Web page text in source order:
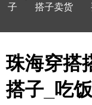
子
搭子卖货
珠海穿搭
搭子_吃